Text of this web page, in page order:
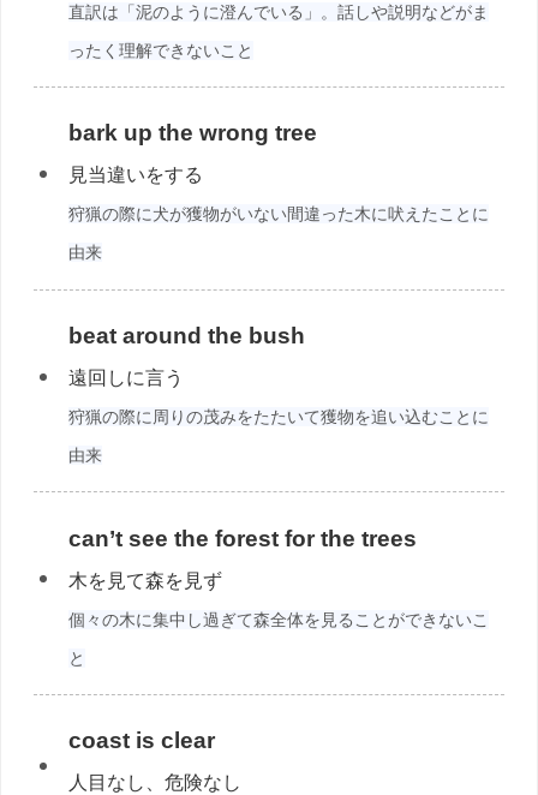
直訳は「泥のように澄んでいる」。話しや説明などがま
ったく理解できないこと
bark up the wrong tree
見当違いをする
狩猟の際に犬が獲物がいない間違った木に吠えたことに
由来
beat around the bush
遠回しに言う
狩猟の際に周りの茂みをたたいて獲物を追い込むことに
由来
can’t see the forest for the trees
木を見て森を見ず
個々の木に集中し過ぎて森全体を見ることができないこ
と
coast is clear
人目なし、危険なし